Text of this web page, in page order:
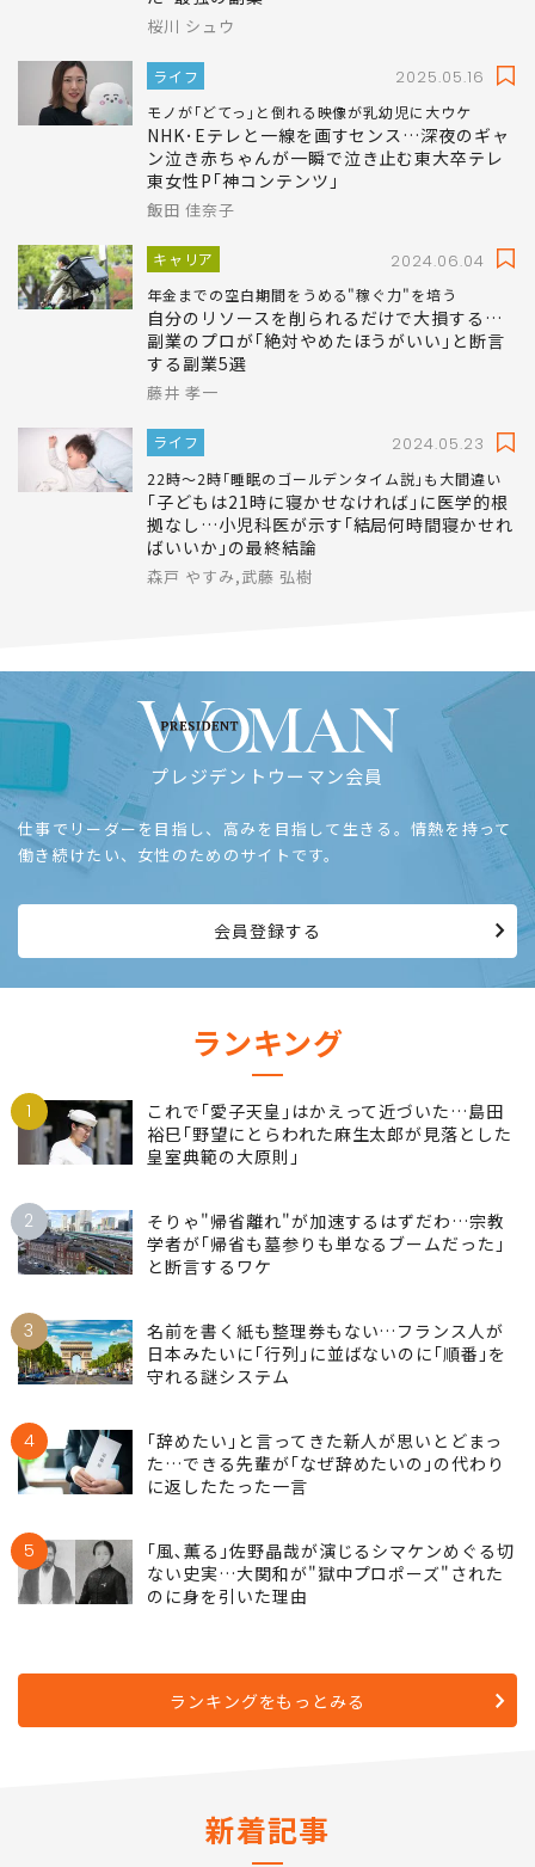
桜川 シュウ
ライフ 2025.05.16
モノが｢どてっ｣と倒れる映像が乳幼児に大ウケ
NHK･Eテレと一線を画すセンス…深夜のギャ
ン泣き赤ちゃんが一瞬で泣き止む東大卒テレ
東女性P｢神コンテンツ｣
飯田 佳奈子
キャリア 2024.06.04
年金までの空白期間をうめる"稼ぐ力"を培う
自分のリソースを削られるだけで大損する…
副業のプロが｢絶対やめたほうがいい｣と断言
する副業5選
藤井 孝一
ライフ 2024.05.23
22時～2時｢睡眠のゴールデンタイム説｣も大間違い
｢子どもは21時に寝かせなければ｣に医学的根
拠なし…小児科医が示す｢結局何時間寝かせれ
ばいいか｣の最終結論
森戸 やすみ,武藤 弘樹
プレジデントウーマン会員
仕事でリーダーを目指し、高みを目指して生きる。情熱を持って
働き続けたい、女性のためのサイトです。
会員登録する
ランキング
1
これで｢愛子天皇｣はかえって近づいた…島田
裕巳｢野望にとらわれた麻生太郎が見落とした
皇室典範の大原則｣
2
そりゃ"帰省離れ"が加速するはずだわ…宗教
学者が｢帰省も墓参りも単なるブームだった｣
と断言するワケ
3
名前を書く紙も整理券もない…フランス人が
日本みたいに｢行列｣に並ばないのに｢順番｣を
守れる謎システム
4
｢辞めたい｣と言ってきた新人が思いとどまっ
た…できる先輩が｢なぜ辞めたいの｣の代わり
に返したたった一言
5
｢風､薫る｣佐野晶哉が演じるシマケンめぐる切
ない史実…大関和が"獄中プロポーズ"された
のに身を引いた理由
ランキングをもっとみる
新着記事